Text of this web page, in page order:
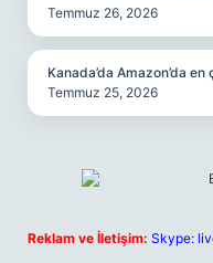
Temmuz 26, 2026
Kanada’da Amazon’da
Temmuz 25, 2026
Reklam ve İletişim: Skype: